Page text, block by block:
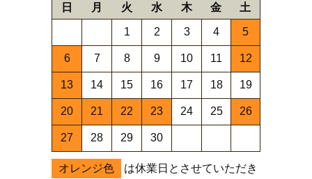
日 月 火 水 木 金 土
1 2 3 4 5
6 7 8 9 10 11 12
13 14 15 16 17 18 19
20 21 22 23 24 25 26
27 28 29 30
オレンジ色
は休業日とさせていただき